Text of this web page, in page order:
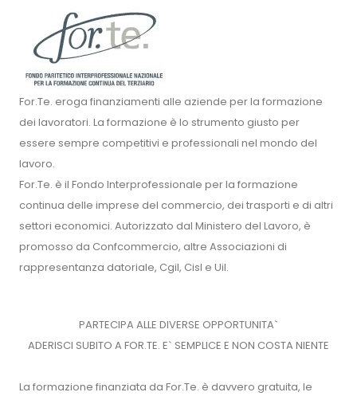
For.Te. eroga finanziamenti alle aziende per la formazione
dei lavoratori. La formazione è lo strumento giusto per
essere sempre competitivi e professionali nel mondo del
lavoro.
For.Te. è il Fondo Interprofessionale per la formazione
continua delle imprese del commercio, dei trasporti e di altri
settori economici. Autorizzato dal Ministero del Lavoro, è
promosso da Confcommercio, altre Associazioni di
rappresentanza datoriale, Cgil, Cisl e Uil.
PARTECIPA ALLE DIVERSE OPPORTUNITA`
ADERISCI SUBITO A FOR.TE. E` SEMPLICE E NON COSTA NIENTE
La formazione finanziata da For.Te. è davvero gratuita, le